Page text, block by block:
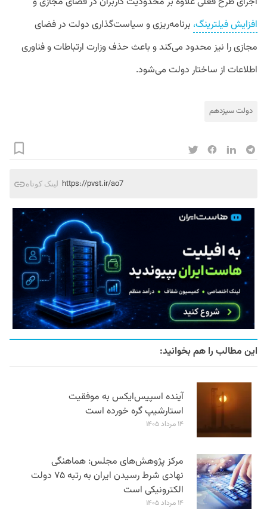
افزایش فیلترینگ، برنامه‌ریزی و سیاست‌گذاری دولت در فضای
مجازی را نیز محدود می‌کند و باعث حذف وزارت ارتباطات و فناوری
اطلاعات از ساختار دولت می‌شود.
دولت سیزدهم
لینک کوتاه https://pvst.ir/ao7
این مطالب را هم بخوانید:
آینده اسپیس‌ایکس به موفقیت
استارشیپ گره خورده است
۱۴ مرداد ۱۴۰۵
مرکز پژوهش‌های مجلس: هماهنگی
نهادی شرط رسیدن ایران به رتبه ۷۵ دولت
الکترونیکی است
۱۴ مرداد ۱۴۰۵